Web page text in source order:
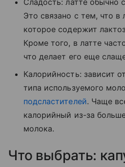
Это связано с тем, что в
которое содержит
Кроме того, в латте
что делает его еще
Калорийность: зависит
типа используемого
подсластителей. Чаще
калорийный из-за
молока.
Что выбрать: